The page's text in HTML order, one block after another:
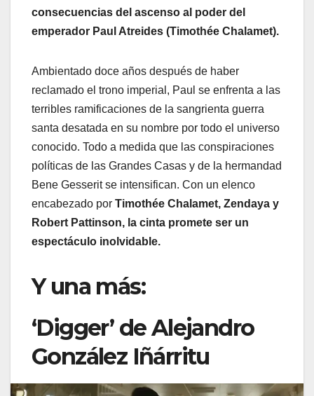
consecuencias del ascenso al poder del
emperador Paul Atreides (Timothée Chalamet).
Ambientado doce años después de haber
reclamado el trono imperial, Paul se enfrenta a las
terribles ramificaciones de la sangrienta guerra
santa desatada en su nombre por todo el universo
conocido. Todo a medida que las conspiraciones
políticas de las Grandes Casas y de la hermandad
Bene Gesserit se intensifican. Con un elenco
encabezado por Timothée Chalamet, Zendaya y
Robert Pattinson, la cinta promete ser un
espectáculo inolvidable.
Y una más:
‘Digger’ de Alejandro
González Iñárritu